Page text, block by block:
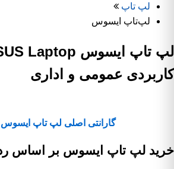
لپ تاپ
لپ‌تاپ ایسوس
کاربردی عمومی و اداری
گارانتی اصلی لپ تاپ
خرید لپ تاپ ایسوس بر اساس